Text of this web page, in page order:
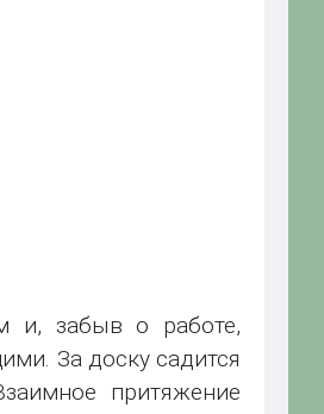
и, забыв о работе,
За доску садится
притяжение